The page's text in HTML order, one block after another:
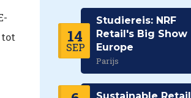
tot
14
SEP
Studiereis: NRF
Retail's Big Show
Europe
Parijs